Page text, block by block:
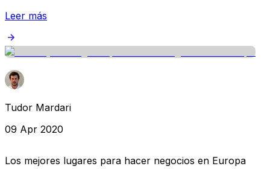
Leer más
Tudor Mardari
09 Apr 2020
Los mejores lugares para hacer negocios en Europa